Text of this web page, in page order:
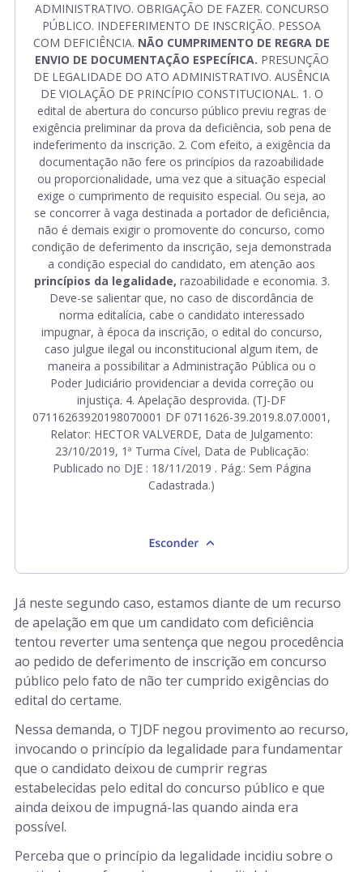
ADMINISTRATIVO. OBRIGAÇÃO DE FAZER. CONCURSO
PÚBLICO. INDEFERIMENTO DE INSCRIÇÃO. PESSOA
COM DEFICIÊNCIA. NÃO CUMPRIMENTO DE REGRA DE
ENVIO DE DOCUMENTAÇÃO ESPECÍFICA. PRESUNÇÃO
DE LEGALIDADE DO ATO ADMINISTRATIVO. AUSÊNCIA
DE VIOLAÇÃO DE PRINCÍPIO CONSTITUCIONAL. 1. O
edital de abertura do concurso público previu regras de
exigência preliminar da prova da deficiência, sob pena de
indeferimento da inscrição. 2. Com efeito, a exigência da
documentação não fere os princípios da razoabilidade
ou proporcionalidade, uma vez que a situação especial
exige o cumprimento de requisito especial. Ou seja, ao
se concorrer à vaga destinada a portador de deficiência,
não é demais exigir o promovente do concurso, como
condição de deferimento da inscrição, seja demonstrada
a condição especial do candidato, em atenção aos
princípios da legalidade, razoabilidade e economia. 3.
Deve-se salientar que, no caso de discordância de
norma editalícia, cabe o candidato interessado
impugnar, à época da inscrição, o edital do concurso,
caso julgue ilegal ou inconstitucional algum item, de
maneira a possibilitar a Administração Pública ou o
Poder Judiciário providenciar a devida correção ou
injustiça. 4. Apelação desprovida. (TJ-DF
07116263920198070001 DF 0711626-39.2019.8.07.0001,
Relator: HECTOR VALVERDE, Data de Julgamento:
23/10/2019, 1ª Turma Cível, Data de Publicação:
Publicado no DJE : 18/11/2019 . Pág.: Sem Página
Cadastrada.)
Já neste segundo caso, estamos diante de um recurso
de apelação em que um candidato com deficiência
tentou reverter uma sentença que negou procedência
ao pedido de deferimento de inscrição em concurso
público pelo fato de não ter cumprido exigências do
edital do certame.
Nessa demanda, o TJDF negou provimento ao recurso,
invocando o princípio da legalidade para fundamentar
que o candidato deixou de cumprir regras
estabelecidas pelo edital do concurso público e que
ainda deixou de impugná-las quando ainda era
possível.
Perceba que o princípio da legalidade incidiu sobre o